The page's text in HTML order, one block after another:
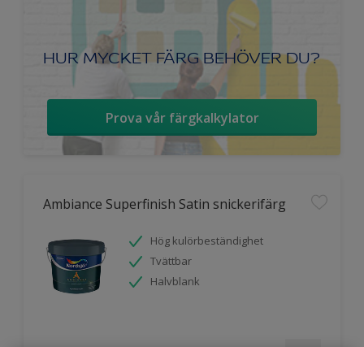
HUR MYCKET FÄRG BEHÖVER DU?
Prova vår färgkalkylator
Ambiance Superfinish Satin snickerifärg
Hög kulörbeständighet
Tvättbar
Halvblank